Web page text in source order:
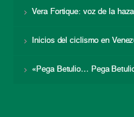
Vera Fortique: voz de la
Inicios del ciclismo en
«Pega Betulio… Pega